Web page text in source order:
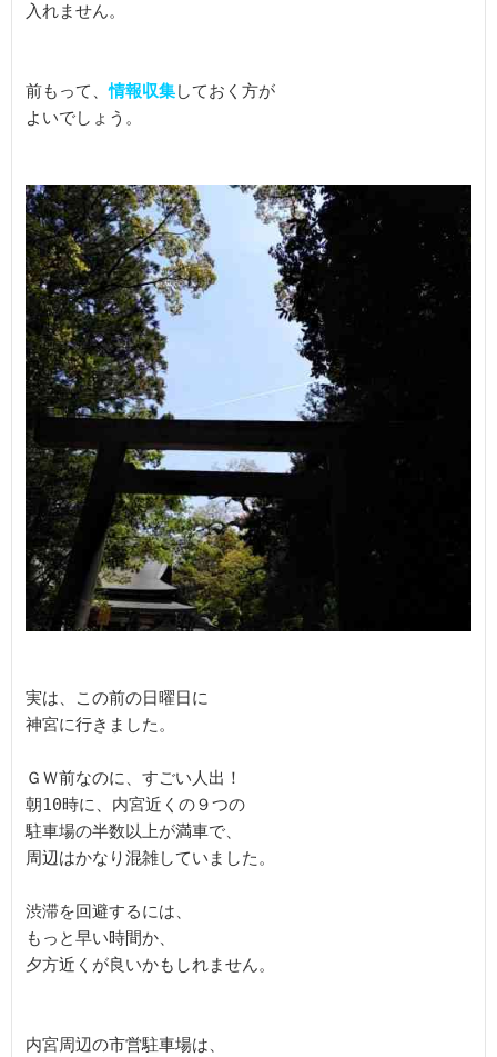
入れません。
前もって、情報収集しておく方が
よいでしょう。
実は、この前の日曜日に
神宮に行きました。
ＧＷ前なのに、すごい人出！
朝10時に、内宮近くの９つの
駐車場の半数以上が満車で、
周辺はかなり混雑していました。
渋滞を回避するには、
もっと早い時間か、
夕方近くが良いかもしれません。
内宮周辺の市営駐車場は、